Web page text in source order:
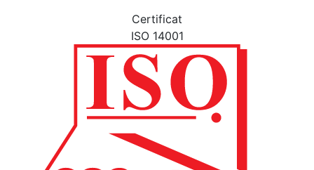
Certificat
ISO 14001